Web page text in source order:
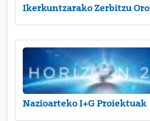
Ikerkuntzarako Zerbitzu
Nazioarteko I+G Proiektuak